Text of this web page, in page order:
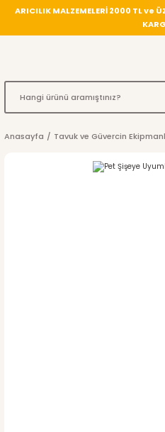
ARICILIK MALZEMELERİ 2000 TL ve
Anasayfa Tavuk ve Güvercin